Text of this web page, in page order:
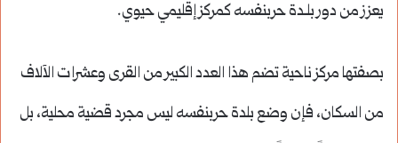
يعزز من دور بلـدة حربنفسه كمركز إقليمي حيوي.
بصفتها مركز ناحية تضم هذا العدد الكبير من القرى وعشرات الآلاف
من السكان، فإن وضع بلدة حربنفسه ليس مجرد قضية محلية، بل